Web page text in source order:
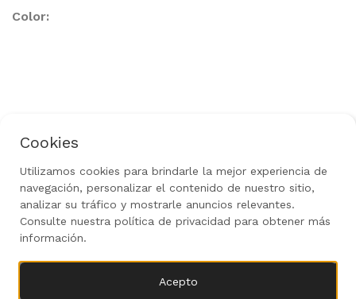
Color:
Política de Privacidad
Política de Devoluciones
Rediseñado porgow.tech|Todos los derechos
reservados 2024
€
Cookies
Utilizamos cookies para brindarle la mejor experiencia de
navegación, personalizar el contenido de nuestro sitio,
analizar su tráfico y mostrarle anuncios relevantes.
Consulte nuestra política de privacidad para obtener más
información.
Acepto